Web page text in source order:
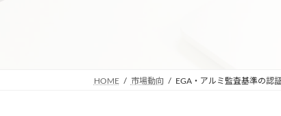
HOME 市場動向 EGA・アルミ監査基準の認